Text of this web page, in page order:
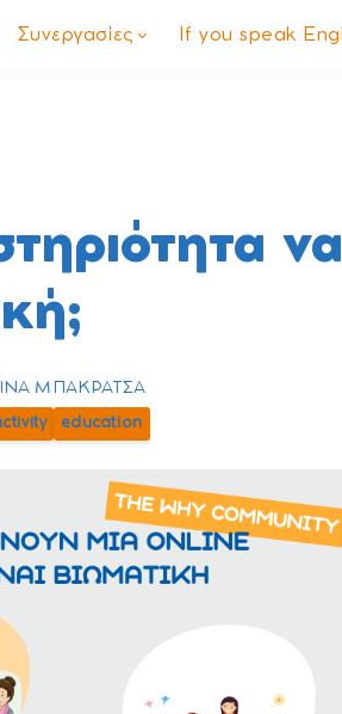
Συνεργασίες If you speak
να
ΜΠΑΚΡΑΤΣΆ
education